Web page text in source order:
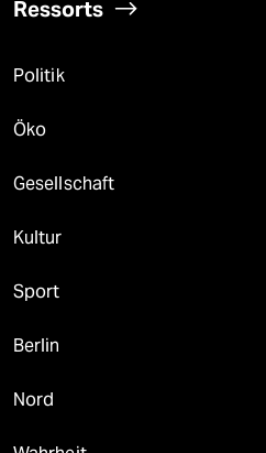
Ressorts
Politik
Öko
Gesellschaft
Kultur
Sport
Berlin
Nord